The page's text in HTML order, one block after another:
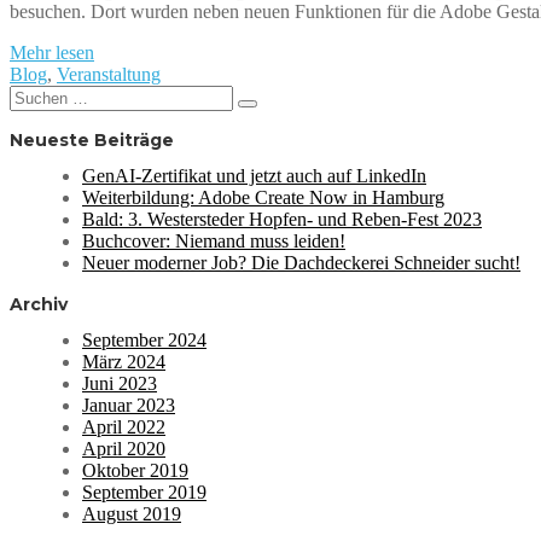
besuchen. Dort wurden neben neuen Funktionen für die Adobe
Mehr lesen
Blog, Veranstaltung
Suchen
nach:
Suchen
Neueste Beiträge
GenAI-Zertifikat und jetzt auch auf LinkedIn
Weiterbildung: Adobe Create Now in Hamburg
Bald: 3. Westersteder Hopfen- und Reben-Fest 2023
Buchcover: Niemand muss leiden!
Neuer moderner Job? Die Dachdeckerei Schneider sucht!
Archiv
September 2024
März 2024
Juni 2023
Januar 2023
April 2022
April 2020
Oktober 2019
September 2019
August 2019